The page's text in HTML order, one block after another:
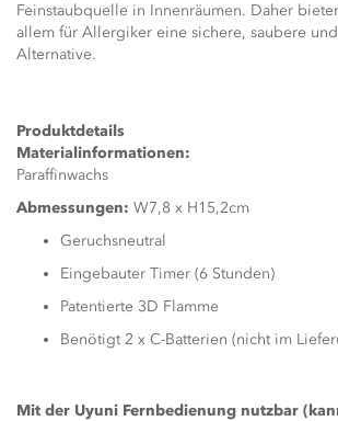
Feinstaubquelle in Innenräumen. Daher
allem für Allergiker eine sichere, saubere
Alternative.
Produktdetails
Materialinformationen:
Paraffinwachs
Abmessungen: W7,8 x H15,2cm
Geruchsneutral
Eingebauter Timer (6 Stunden)
Patentierte 3D Flamme
Benötigt 2 x C-Batterien (nicht im
Mit der Uyuni Fernbedienung nutzbar